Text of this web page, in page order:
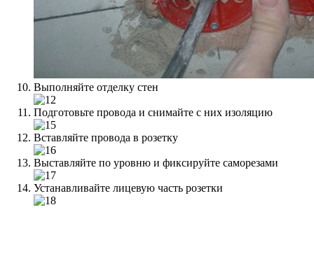
Выполняйте отделку стен
Подготовьте провода и снимайте с них изоляцию
Вставляйте провода в розетку
Выставляйте по уровню и фиксируйте саморезами
Устанавливайте лицевую часть розетки